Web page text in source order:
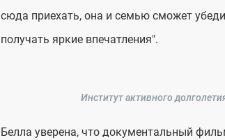
сюда приехать, она и семью сможет
получать яркие впечатления".
Институт активного
Белла уверена, что документальный